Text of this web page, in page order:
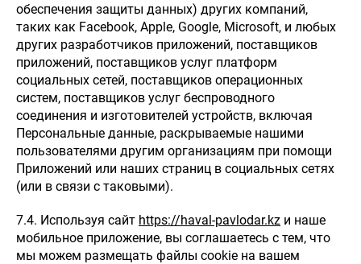
обеспечения защиты данных) других компаний,
таких как Facebook, Apple, Google, Microsoft, и любых
других разработчиков приложений, поставщиков
приложений, поставщиков услуг платформ
социальных сетей, поставщиков операционных
систем, поставщиков услуг беспроводного
соединения и изготовителей устройств, включая
Персональные данные, раскрываемые нашими
пользователями другим организациям при помощи
Приложений или наших страниц в социальных сетях
(или в связи с таковыми).
7.4. Используя сайт https://haval-pavlodar.kz и наше
мобильное приложение, вы соглашаетесь с тем, что
мы можем размещать файлы cookie на вашем